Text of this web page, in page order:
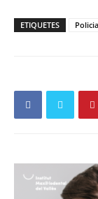
ETIQUETES